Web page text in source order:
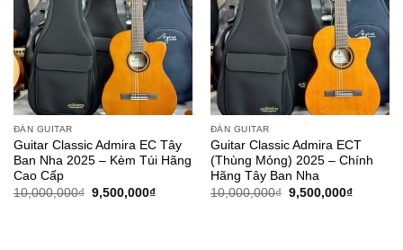
ĐÀN GUITAR
Guitar Classic Admira EC Tây
Ban Nha 2025 – Kèm Túi Hãng
Cao Cấp
10,000,000₫ 9,500,000₫
ĐÀN GUITAR
Guitar Classic Admira ECT
(Thùng Mỏng) 2025 – Chính
Hãng Tây Ban Nha
10,000,000₫ 9,500,000₫